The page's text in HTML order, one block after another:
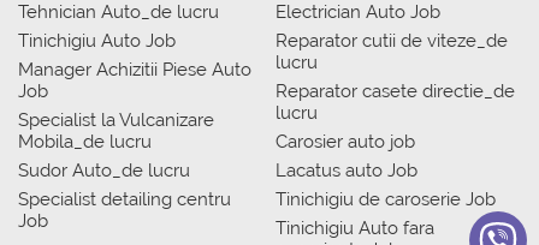
Tehnician Auto_de lucru
Tinichigiu Auto Job
Manager Achizitii Piese Auto
Job
Specialist la Vulcanizare
Mobila_de lucru
Sudor Auto_de lucru
Specialist detailing centru
Job
Electrician Auto Job
Reparator cutii de viteze_de
lucru
Reparator casete directie_de
lucru
Carosier auto job
Lacatus auto Job
Tinichigiu de caroserie Job
Tinichigiu Auto fara